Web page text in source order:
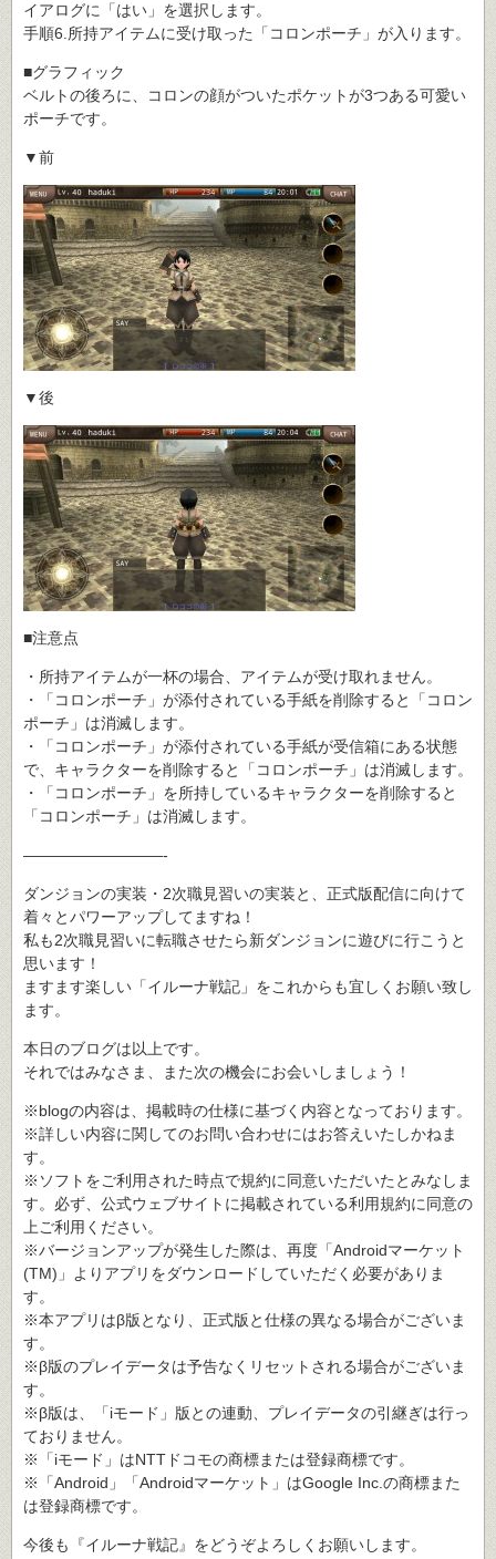
イアログに「はい」を選択します。
手順6.所持アイテムに受け取った「コロンポーチ」が入ります。
■グラフィック
ベルトの後ろに、コロンの顔がついたポケットが3つある可愛い
ポーチです。
▼前
▼後
■注意点
・所持アイテムが一杯の場合、アイテムが受け取れません。
・「コロンポーチ」が添付されている手紙を削除すると「コロン
ポーチ」は消滅します。
・「コロンポーチ」が添付されている手紙が受信箱にある状態
で、キャラクターを削除すると「コロンポーチ」は消滅します。
・「コロンポーチ」を所持しているキャラクターを削除すると
「コロンポーチ」は消滅します。
―――――――――-
ダンジョンの実装・2次職見習いの実装と、正式版配信に向けて
着々とパワーアップしてますね！
私も2次職見習いに転職させたら新ダンジョンに遊びに行こうと
思います！
ますます楽しい「イルーナ戦記」をこれからも宜しくお願い致し
ます。
本日のブログは以上です。
それではみなさま、また次の機会にお会いしましょう！
※blogの内容は、掲載時の仕様に基づく内容となっております。
※詳しい内容に関してのお問い合わせにはお答えいたしかねま
す。
※ソフトをご利用された時点で規約に同意いただいたとみなしま
す。必ず、公式ウェブサイトに掲載されている利用規約に同意の
上ご利用ください。
※バージョンアップが発生した際は、再度「Androidマーケット
(TM)」よりアプリをダウンロードしていただく必要がありま
す。
※本アプリはβ版となり、正式版と仕様の異なる場合がございま
す。
※β版のプレイデータは予告なくリセットされる場合がございま
す。
※β版は、「iモード」版との連動、プレイデータの引継ぎは行っ
ておりません。
※「iモード」はNTTドコモの商標または登録商標です。
※「Android」「Androidマーケット」はGoogle Inc.の商標また
は登録商標です。
今後も『イルーナ戦記』をどうぞよろしくお願いします。